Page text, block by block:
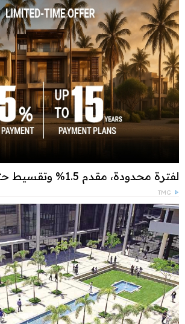
لفترة محدودة، مقدم 1.5% وتقسيط حتى 15 سنة
TMG